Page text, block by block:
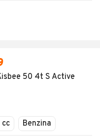
50 4t S Active
cc Benzina